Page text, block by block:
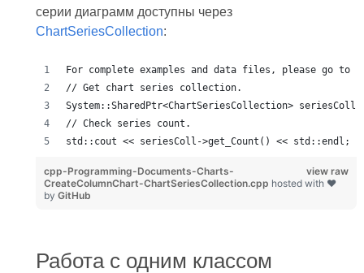
серии диаграмм доступны через
ChartSeriesCollection:
For complete examples and data files, please go to
// Get chart series collection.
System::SharedPtr<ChartSeriesCollection>
// Check series count.
std::cout << seriesColl->get_Count() << std::endl;
view raw
cpp-Programming-Documents-Charts-
CreateColumnChart-ChartSeriesCollection.cpp hosted with ❤
by GitHub
Работа с одним классом